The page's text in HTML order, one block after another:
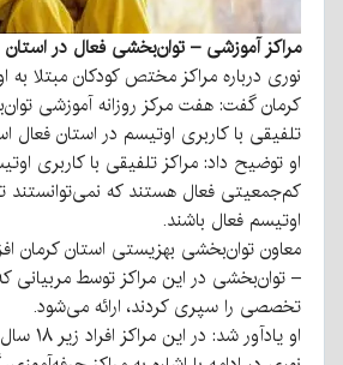
مراکز آموزشی – توان‌بخشی فعال در استان
نوری درباره مراکز مختص کودکان مبتلا به
کرمان گفت: هفت مرکز روزانه آموزشی
تلفیقی با کاربری اوتیسم در استان فعال
او توضیح داد: مراکز تلفیقی با کاربری
کم‌جمعیتی فعال هستند که نمی‌توانستند
اوتیسم فعال باشند.
معاون توان‌بخشی بهزیستی استان کرمان
– توان‌بخشی در این مراکز توسط مربیانی
تخصصی را سپری کردند، ارائه می‌شود.
او یادآور شد: در این مراکز افراد زیر ۱۸ سال پذیرش می‌شوند.